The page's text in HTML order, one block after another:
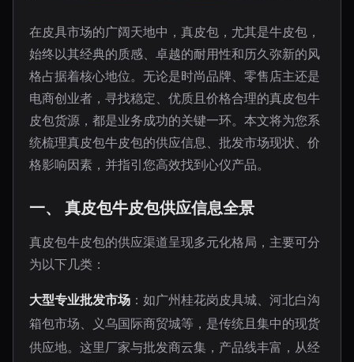
在皮具市场的广阔天地中，真皮包，尤其是牛皮包，
始终以其经典的质感、卓越的耐用性和历久弥新的风
格占据着核心地位。无论是时尚品牌、零售店主还是
电商创业者，寻找稳定、优质且价格合理的真皮包牛
皮包货源，都是业务成功的关键一环。本文将为您系
统梳理真皮包牛皮包的供应信息、批发市场现状、价
格影响因素，并指引您高效找到心仪产品。
一、 真皮包牛皮包供应信息全景
真皮包牛皮包的供应渠道呈现多元化格局，主要可分
为以下几类：
大型专业批发市场 ：如广州桂花岗皮具城、河北白沟
箱包市场、义乌国际商贸城等，是传统且集中的现货
供应地。这里厂家与批发商云集，产品线丰富，从经